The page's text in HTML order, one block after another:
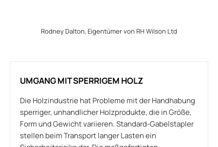
Rodney Dalton, Eigentümer von RH Wilson Ltd
UMGANG MIT SPERRIGEM HOLZ
Die Holzindustrie hat Probleme mit der Handhabung
sperriger, unhandlicher Holzprodukte, die in Größe,
Form und Gewicht variieren. Standard-Gabelstapler
stellen beim Transport langer Lasten ein